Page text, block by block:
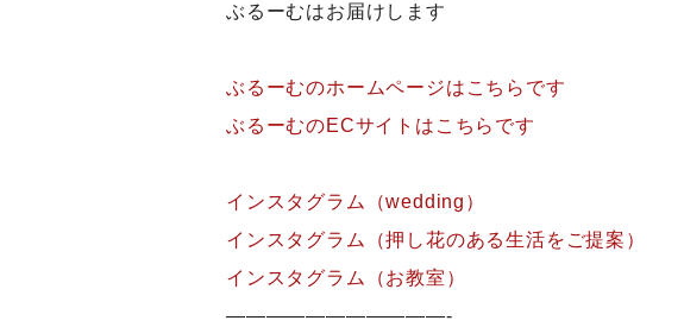
ぶるーむはお届けします
ぶるーむのホームページはこちらです
ぶるーむのECサイトはこちらです
インスタグラム（wedding）
インスタグラム（押し花のある生活をご提案）
インスタグラム（お教室）
———————————-